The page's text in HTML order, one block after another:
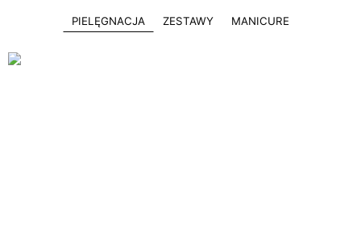
PIELĘGNACJA ZESTAWY MANICURE